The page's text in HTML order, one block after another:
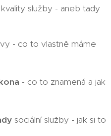
služby - aneb tady
- co to vlastně máme
- co to znamená a jak
sociální služby - jak si to